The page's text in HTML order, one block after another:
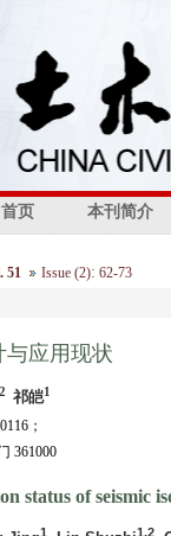
首页 本刊简介
51 Issue (2): 62-73
与应用现状
祁皑1
；
361000
status of seismic
1 1,2